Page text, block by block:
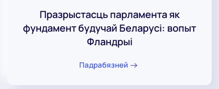
Празрыстасць парламента як
фундамент будучай Беларусі: вопыт
Фландрыі
Падрабязней